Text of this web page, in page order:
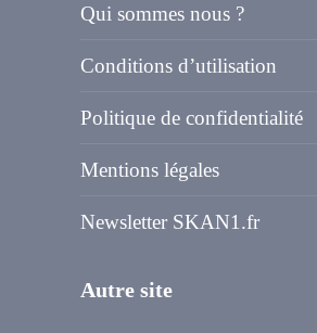
Qui sommes nous ?
Conditions d’utilisation
Politique de confidentialité
Mentions légales
Newsletter SKAN1.fr
Autre site